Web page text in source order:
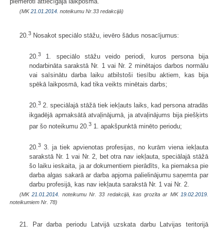
(MK21.01.2014. noteikumu Nr.33 redakcijā)
20. 3 Nosakot speciālo stāžu, ievēro šādus nosacījumus:
20.3
1. speciālo stāžu veido periodi, kuros persona bija
nodarbināta sarakstā Nr. 1 vai Nr. 2 minētajos darbos normālu
vai saīsinātu darba laiku atbilstoši tiesību aktiem, kas bija
spēkā laikposmā, kad tika veikts minētais darbs;
20.3 2. speciālajā stāžā tiek iekļauts laiks, kad persona atradās
ikgadējā apmaksātā atvaļinājumā, ja atvaļinājums bija piešķirts
par šo noteikumu 20. 3 1. apakšpunktā minēto periodu;
20.3 3. ja tiek apvienotas profesijas, no kurām viena iekļauta
sarakstā Nr. 1 vai Nr. 2, bet otra nav iekļauta, speciālajā stāžā
šo laiku ieskaita, ja ar dokumentiem pierādīts, ka piemaksa pie
darba algas sakarā ar darba apjoma palielinājumu saņemta par
darbu profesijā, kas nav iekļauta sarakstā Nr. 1 vai Nr. 2.
(MK21.01.2014. noteikumu Nr. 33 redakcijā, kas grozīta ar MK 19.02.2019.
noteikumiem Nr. 78)
21. Par darba periodu Latvijā uzskata darbu Latvijas teritorijā